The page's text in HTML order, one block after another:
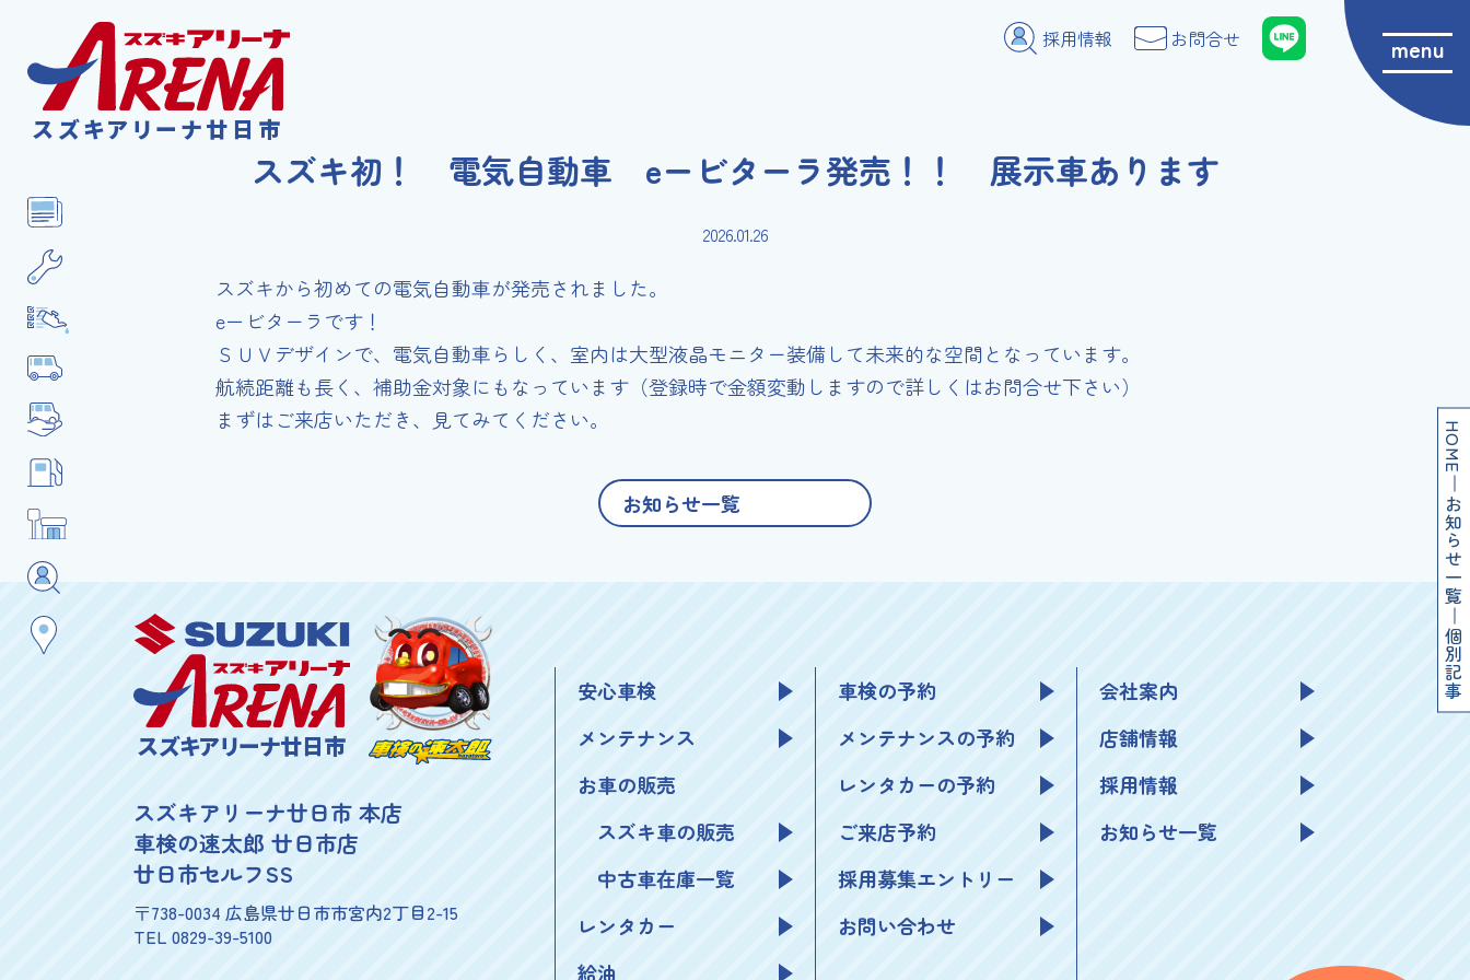
スズキアリーナ廿日市
採用情報 お問合せ menu
HOME
お知らせ一覧
個別記事
スズキ初！ 電気自動車 eービターラ発売！！ 展示車あります
2026.01.26
スズキから初めての電気自動車が発売されました。
e－ビターラです！
ＳＵＶデザインで、電気自動車らしく、室内は大型液晶モニター装備して未来的な空間となっています。
航続距離も長く、補助金対象にもなっています（登録時で金額変動しますので詳しくはお問合せ下さい）
まずはご来店いただき、見てみてください。
お知らせ一覧
スズキアリーナ廿日市
スズキアリーナ廿日市 本店
車検の速太郎 廿日市店
廿日市セルフSS
〒738-0034 広島県廿日市市宮内2丁目2-15
TEL 0829-39-5100
安心車検
メンテナンス
お車の販売
スズキ車の販売
中古車在庫一覧
レンタカー
給油
車検の予約
メンテナンスの予約
レンタカーの予約
ご来店予約
採用募集エントリー
お問い合わせ
会社案内
店舗情報
採用情報
お知らせ一覧